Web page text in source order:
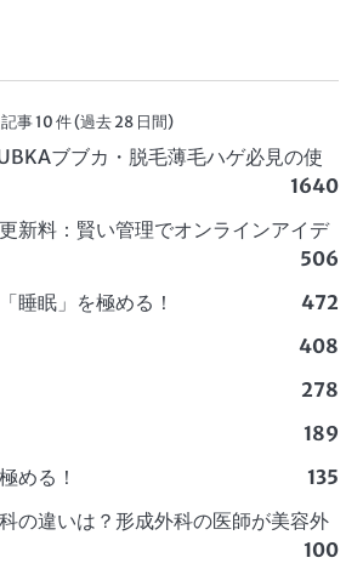
事 10 件 (過去 28 日間)
ブブカ・脱毛薄毛ハゲ必見の使
1640
新料：賢い管理でオンラインアイデ
506
睡眠」を極める！
472
408
278
189
める！
135
の違いは？形成外科の医師が美容外
100